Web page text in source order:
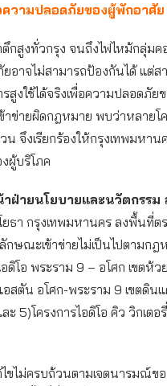
ความปลอดภัยของผู้พักอาศัย
กสูงทั่วกรุง จนถึงไฟไหม้กลุ่มค
อาจไม่สามารถป้องกันได้ แต่ส
งใช้ได้จริงเพื่อความปลอดภัย
ข่ายผิดกฎหมาย พบว่าหลายโ
จึงเรียกร้องให้กรุงเทพมหาน
ผู้บริโภค
ฝ่ายนโยบายและนวัตกรรม
ธา กรุงเทพมหานคร ลงพื้นที่ต
กษณะเข้าข่ายไม่เป็นไปตามกฎ
โอ พระราม 9 – อโศก เขตห้ว
อสตัน อโศก-พระราม 9 เขตดิน
ะ 5)โครงการไอดิโอ คิว วิกเตอรี่
ขไม่ครบถ้วนตามเจตนารมณ์ข